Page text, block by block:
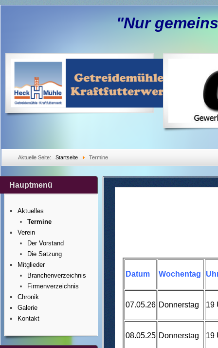
"Nur
Aktuelle Seite: Startseite Termine
Hauptmenü
Aktuelles
Termine
Verein
Der Vorstand
Die Satzung
Mitglieder
Branchenverzeichnis
Firmenverzeichnis
Chronik
Galerie
Kontakt
Datum Wochentag
07.05.26 Donnerstag 19
08.05.25 Donnerstag 19